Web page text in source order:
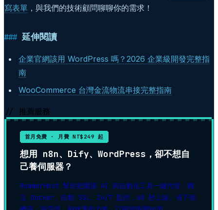
寫表單 ，與我們的技術顧問聊聊你的需求！
延伸閱讀
企業官網該用 WordPress 嗎？2026 企業級開發完整指
南
WooCommerce 台灣金流物流串接完整指南
// 推薦服務
首月免費 · 月費 NT$249 起
想用 n8n、Dify、WordPress，卻不想自
己養伺服器？
RoamerHost 幫你把開源 AI 與自動化工具一鍵代管：獨
立 Docker、自動 SSL、24/7 監控，60 秒上線。省下租